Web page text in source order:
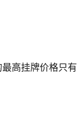
高挂牌价格只